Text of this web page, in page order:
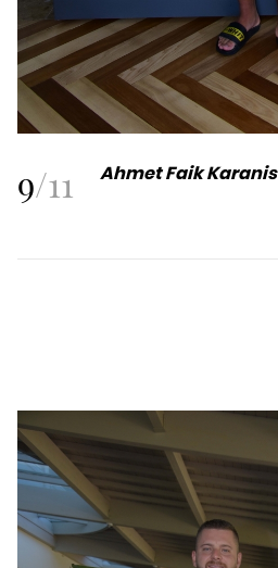
9/11 Ahmet Faik Karanis